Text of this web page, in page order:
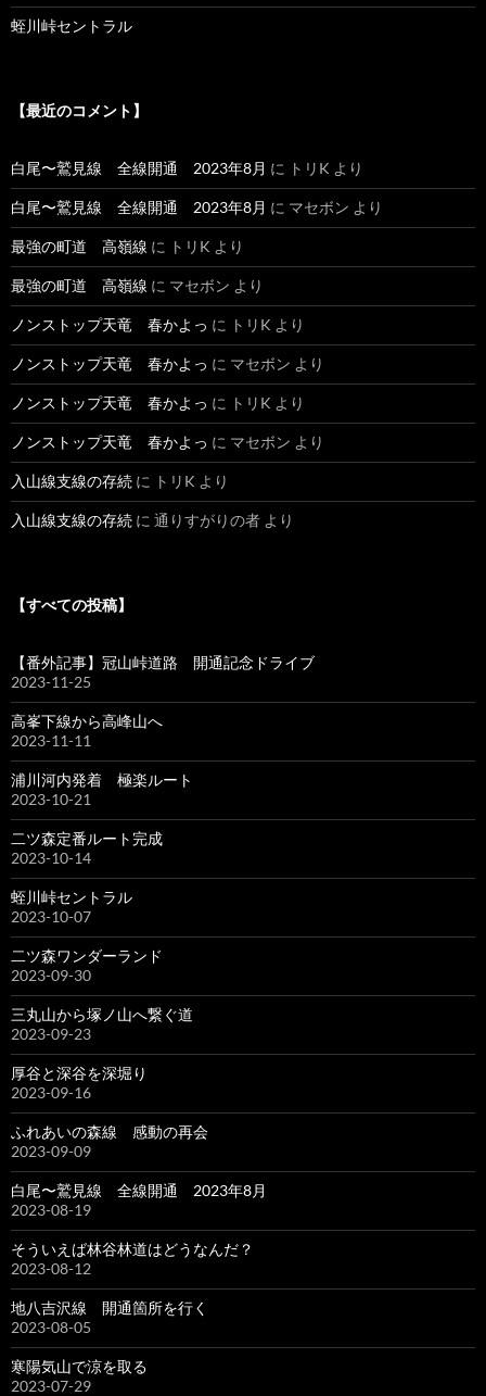
蛭川峠セントラル
【最近のコメント】
白尾〜鷲見線 全線開通 2023年8月 に トリK より
白尾〜鷲見線 全線開通 2023年8月 に マセボン より
最強の町道 高嶺線 に トリK より
最強の町道 高嶺線 に マセボン より
ノンストップ天竜 春かよっ に トリK より
ノンストップ天竜 春かよっ に マセボン より
ノンストップ天竜 春かよっ に トリK より
ノンストップ天竜 春かよっ に マセボン より
入山線支線の存続 に トリK より
入山線支線の存続 に 通りすがりの者 より
【すべての投稿】
【番外記事】冠山峠道路 開通記念ドライブ
2023-11-25
高峯下線から高峰山へ
2023-11-11
浦川河内発着 極楽ルート
2023-10-21
二ツ森定番ルート完成
2023-10-14
蛭川峠セントラル
2023-10-07
二ツ森ワンダーランド
2023-09-30
三丸山から塚ノ山へ繋ぐ道
2023-09-23
厚谷と深谷を深堀り
2023-09-16
ふれあいの森線 感動の再会
2023-09-09
白尾〜鷲見線 全線開通 2023年8月
2023-08-19
そういえば林谷林道はどうなんだ？
2023-08-12
地八吉沢線 開通箇所を行く
2023-08-05
寒陽気山で涼を取る
2023-07-29